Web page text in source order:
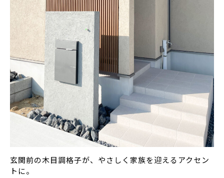
玄関前の木目調格子が、やさしく家族を迎えるアクセン
トに。